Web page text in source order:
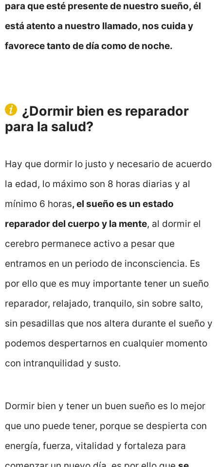
para que esté presente de nuestro sueño, él
está atento a nuestro llamado, nos cuida y
favorece tanto de día como de noche.
¿Dormir bien es reparador
para la salud?
Hay que dormir lo justo y necesario de acuerdo
la edad, lo máximo son 8 horas diarias y al
mínimo 6 horas, el sueño es un estado
reparador del cuerpo y la mente, al dormir el
cerebro permanece activo a pesar que
entramos en un periodo de inconsciencia. Es
por ello que es muy importante tener un sueño
reparador, relajado, tranquilo, sin sobre salto,
sin pesadillas que nos altera durante el sueño y
podemos despertarnos en cualquier momento
con intranquilidad y susto.
Dormir bien y tener un buen sueño es lo mejor
que uno puede tener, porque se despierta con
energía, fuerza, vitalidad y fortaleza para